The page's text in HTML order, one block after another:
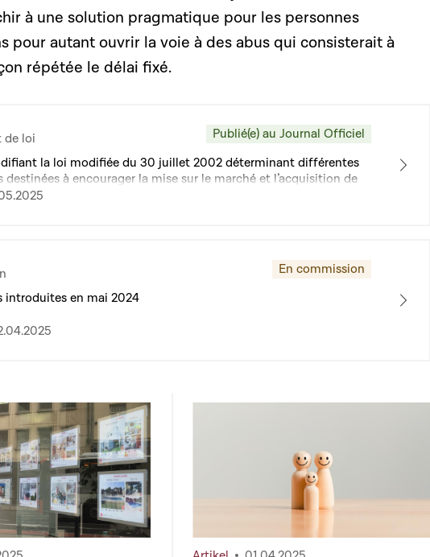
à une solution pragmatique pour les personnes
pour autant ouvrir la voie à des abus qui consisterait à
répétée le délai fixé.
de loi
Publié(e) au Journal Officiel
la loi modifiée du 30 juillet 2002 déterminant différentes
destinées à encourager la mise sur le marché et l’acquisition de
d’immeubles d’habitation
En commission
introduites en mai 2024